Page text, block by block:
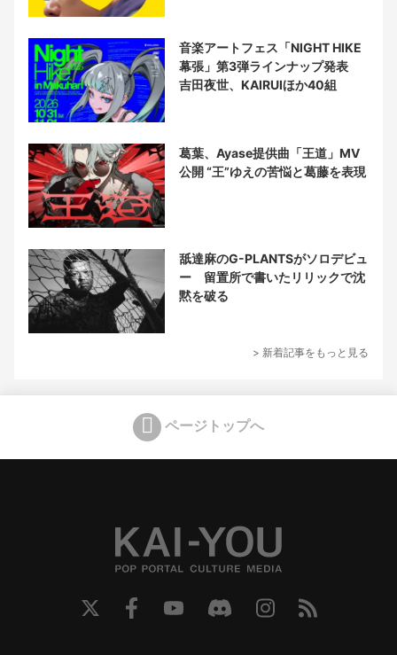
音楽アートフェス「NIGHT HIKE
幕張」第3弾ラインナップ発表
吉田夜世、KAIRUIほか40組
葛葉、Ayase提供曲「王道」MV
公開 “王”ゆえの苦悩と葛藤を表現
舐達麻のG-PLANTSがソロデビュ
ー 留置所で書いたリリックで沈
黙を破る
> 新着記事をもっと見る
ページトップへ